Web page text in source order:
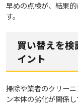
早めの点検が、結果
す。
買い替えを
イント
掃除や業者のクリー
ン本体の劣化が関係